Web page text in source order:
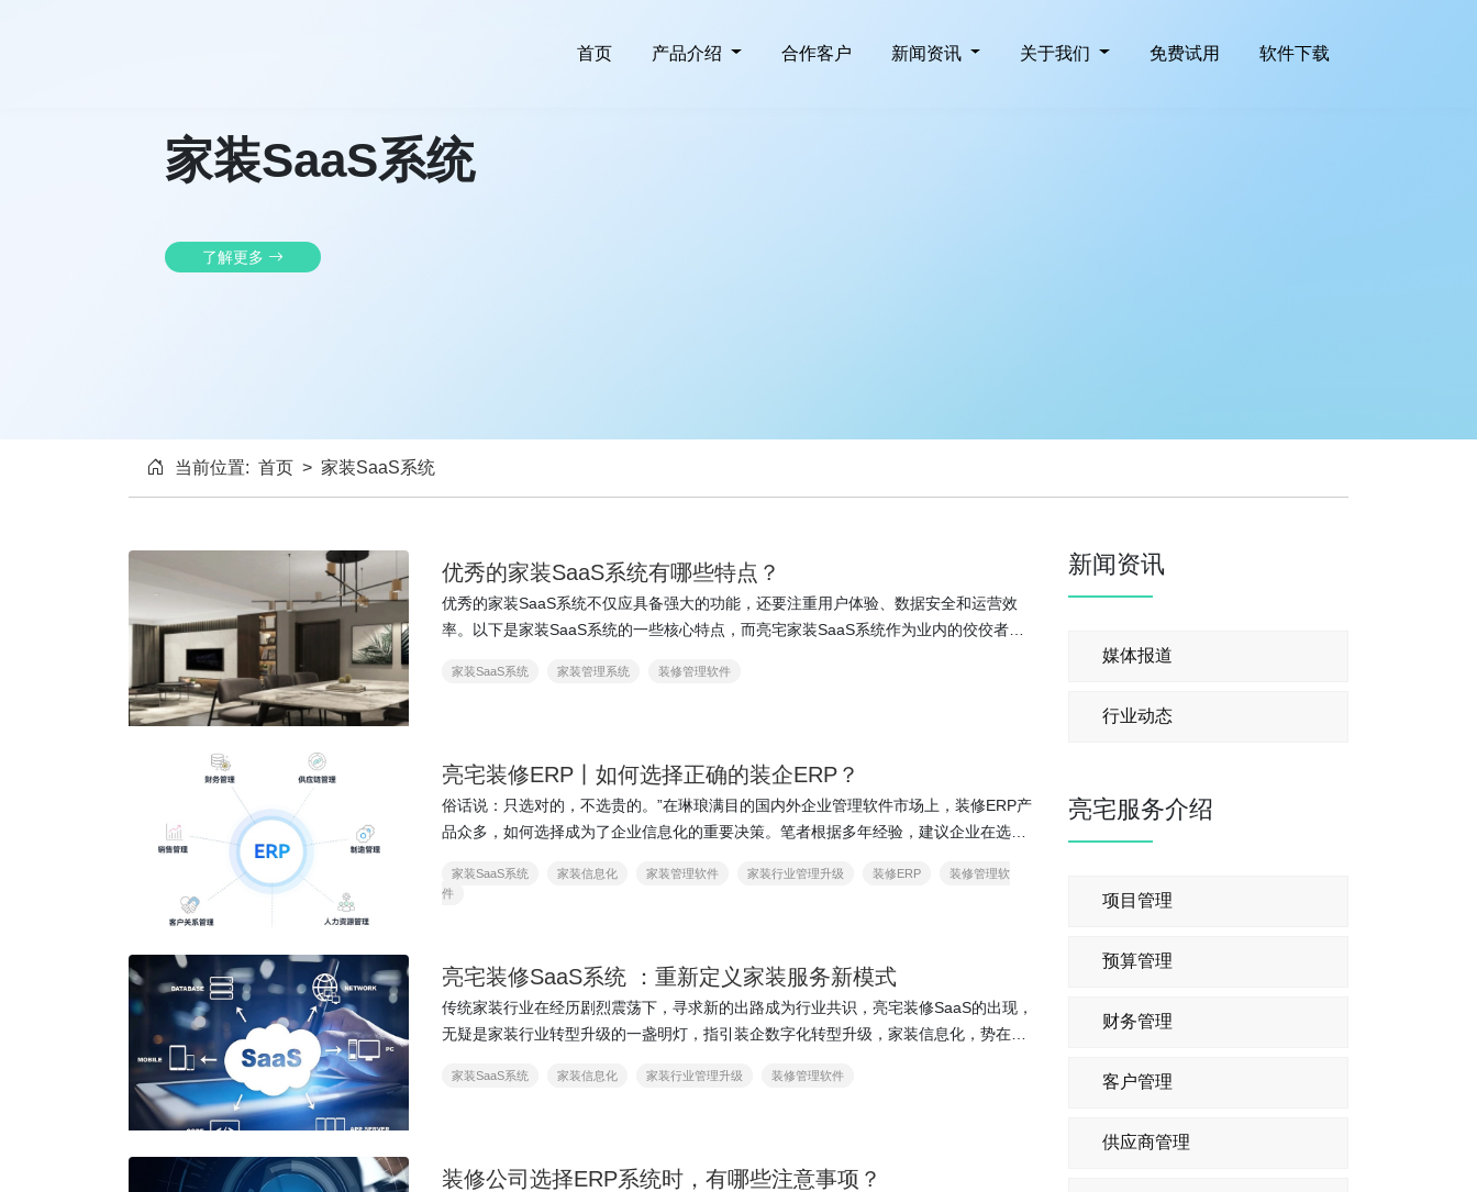
首页 产品介绍 合作客户 新闻资讯 关于我们 免费试用 软件下载
家装SaaS系统
了解更多
当前位置: 首页 > 家装SaaS系统
优秀的家装SaaS系统有哪些特点？
优秀的家装SaaS系统不仅应具备强大的功能，还要注重用户体验、数据安全和运营效
率。以下是家装SaaS系统的一些核心特点，而亮宅家装SaaS系统作为业内的佼佼者，
家装SaaS系统 家装管理系统 装修管理软件
亮宅装修ERP丨如何选择正确的装企ERP？
俗话说：只选对的，不选贵的。”在琳琅满目的国内外企业管理软件市场上，装修ERP产
品众多，如何选择成为了企业信息化的重要决策。笔者根据多年经验，建议企业在选择
家装SaaS系统 家装信息化 家装管理软件 家装行业管理升级 装修ERP
装修管理软
件
亮宅装修SaaS系统 ：重新定义家装服务新模式
传统家装行业在经历剧烈震荡下，寻求新的出路成为行业共识，亮宅装修SaaS的出现，
无疑是家装行业转型升级的一盏明灯，指引装企数字化转型升级，家装信息化，势在必
家装SaaS系统 家装信息化 家装行业管理升级 装修管理软件
装修公司选择ERP系统时，有哪些注意事项？
新闻资讯
媒体报道
行业动态
亮宅服务介绍
项目管理
预算管理
财务管理
客户管理
供应商管理